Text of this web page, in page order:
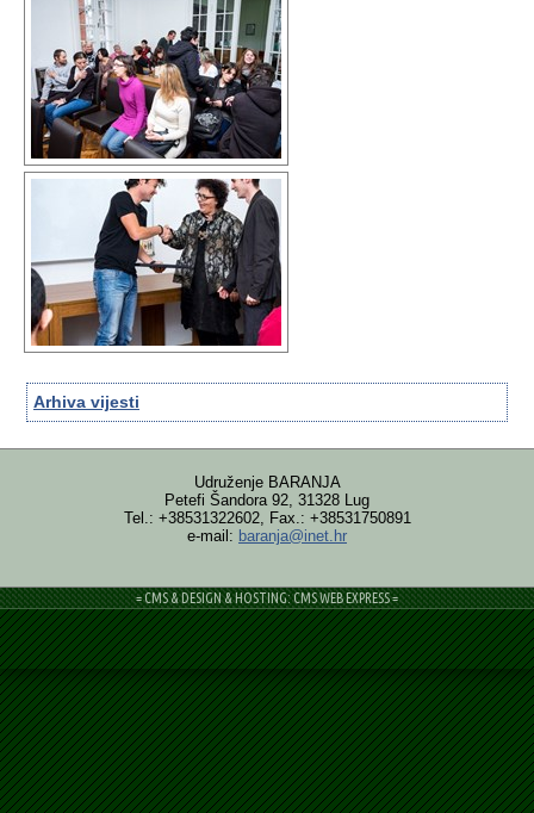
Arhiva vijesti
Udruženje BARANJA
Petefi Šandora 92, 31328 Lug
Tel.: +38531322602, Fax.: +38531750891
e-mail: baranja@inet.hr
= CMS & DESIGN & HOSTING: CMS WEB EXPRESS =